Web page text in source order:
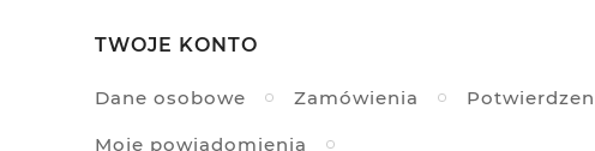
TWOJE KONTO
Dane osobowe Zamówienia
Moje powiadomienia